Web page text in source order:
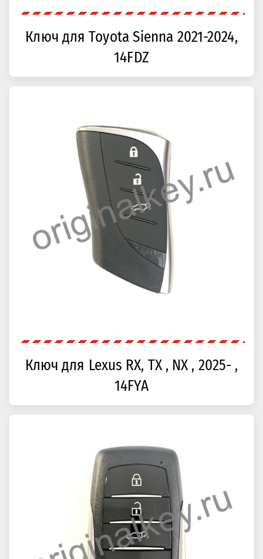
Ключ для Toyota Sienna 2021-2024,
14FDZ
Ключ для Lexus RX, TX , NX , 2025- ,
14FYA